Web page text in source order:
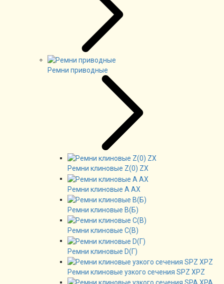
Ремни приводные
Ремни клиновые Z(0) ZX
Ремни клиновые А AX
Ремни клиновые В(Б)
Ремни клиновые C(B)
Ремни клиновые D(Г)
Ремни клиновые узкого сечения SPZ XPZ